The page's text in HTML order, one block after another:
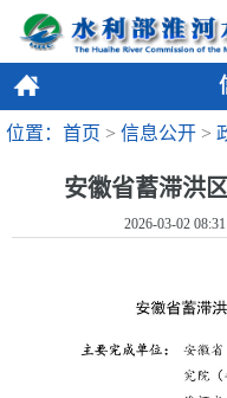
位置：首页 > 信息公开 >
安徽省蓄滞洪
2026-03-02